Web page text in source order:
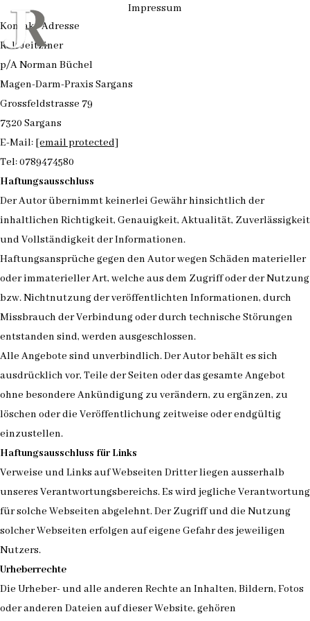
Impressum
Kontakt-Adresse
Rolf Jeitziner
p/A Norman Büchel
Magen-Darm-Praxis Sargans
Grossfeldstrasse 79
7320 Sargans
E-Mail: [email protected]
Tel: 0789474580
Haftungsausschluss
Der Autor übernimmt keinerlei Gewähr hinsichtlich der
inhaltlichen Richtigkeit, Genauigkeit, Aktualität, Zuverlässigkeit
und Vollständigkeit der Informationen.
Haftungsansprüche gegen den Autor wegen Schäden materieller
oder immaterieller Art, welche aus dem Zugriff oder der Nutzung
bzw. Nichtnutzung der veröffentlichten Informationen, durch
Missbrauch der Verbindung oder durch technische Störungen
entstanden sind, werden ausgeschlossen.
Alle Angebote sind unverbindlich. Der Autor behält es sich
ausdrücklich vor, Teile der Seiten oder das gesamte Angebot
ohne besondere Ankündigung zu verändern, zu ergänzen, zu
löschen oder die Veröffentlichung zeitweise oder endgültig
einzustellen.
Haftungsausschluss für Links
Verweise und Links auf Webseiten Dritter liegen ausserhalb
unseres Verantwortungsbereichs. Es wird jegliche Verantwortung
für solche Webseiten abgelehnt. Der Zugriff und die Nutzung
solcher Webseiten erfolgen auf eigene Gefahr des jeweiligen
Nutzers.
Urheberrechte
Die Urheber- und alle anderen Rechte an Inhalten, Bildern, Fotos
oder anderen Dateien auf dieser Website, gehören